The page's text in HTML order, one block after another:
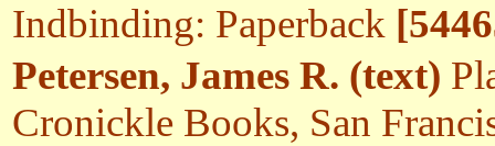
Indbinding: Paperback
Petersen, James R. (text)
Cronickle Books, San